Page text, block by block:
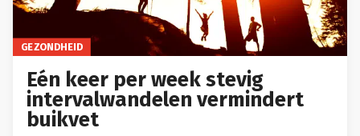
GEZONDHEID
Eén keer per week stevig
intervalwandelen vermindert
buikvet